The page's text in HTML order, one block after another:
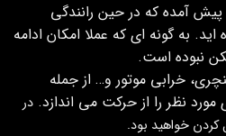
پیش آمده که در حین رانندگی
به گونه ای که عملا امکان ادامه
نبوده است.
خرابی موتور و… از جمله
نظر را از حرکت می اندازد. در
خواهید بود.